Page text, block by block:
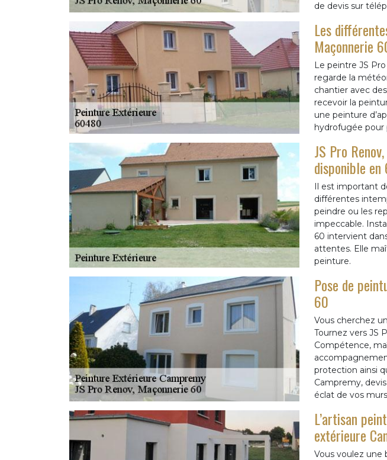
de devis sur
Les
Maçonnerie
Le peintre JS
regarde la
chantier avec
recevoir la
une peinture
hydrofugée pour
JS Pro
disponible
Il est important
différentes
peindre ou les
impeccable.
60 intervient
attentes. Elle
peinture.
Pose de
60
Vous cherchez
Tournez vers JS
Compétence,
protection ainsi
Campremy,
éclat de vos
L’artisan
extérieure
Vous voulez une